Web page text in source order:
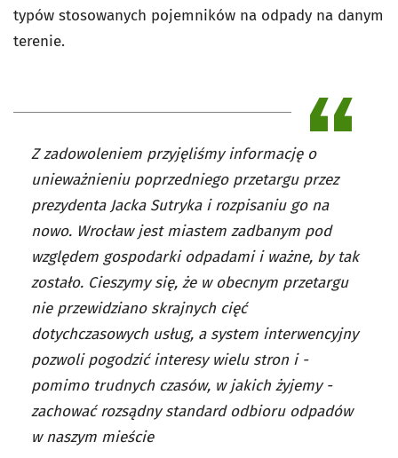
typów stosowanych pojemników na odpady na danym
terenie.
Z zadowoleniem przyjęliśmy informację o
unieważnieniu poprzedniego przetargu przez
prezydenta Jacka Sutryka i rozpisaniu go na
nowo. Wrocław jest miastem zadbanym pod
względem gospodarki odpadami i ważne, by tak
zostało. Cieszymy się, że w obecnym przetargu
nie przewidziano skrajnych cięć
dotychczasowych usług, a system interwencyjny
pozwoli pogodzić interesy wielu stron i -
pomimo trudnych czasów, w jakich żyjemy -
zachować rozsądny standard odbioru odpadów
w naszym mieście